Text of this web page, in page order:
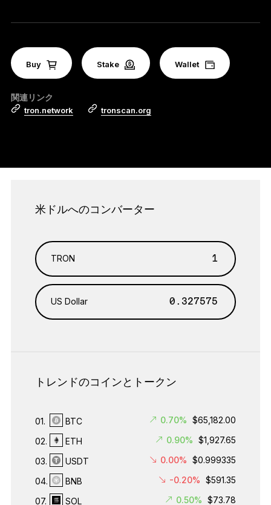
すべての商品を見る
Ledger署名用デバイスを比較する
関連リンク
tron.network tronscan.org
Buy Stake Wallet
米ドルへのコンバーター
TRON
US Dollar
トレンドのコインとトークン
01. BTC 0.70% $65,182.00
02. ETH 0.90% $1,927.65
03. USDT 0.00% $0.999335
04. BNB -0.20% $591.35
07. SOL 0.50% $73.78